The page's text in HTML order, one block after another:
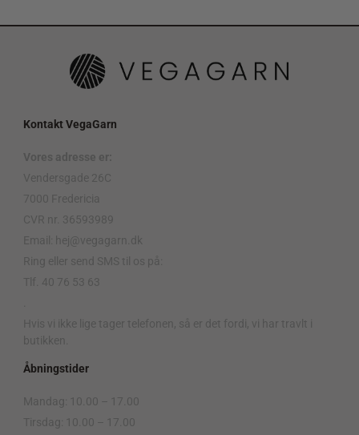
Kontakt VegaGarn
Vores adresse er:
Vendersgade 26C
7000 Fredericia
CVR nr. 36593989
Email: hej@vegagarn.dk
Ring eller send SMS til os på:
Tlf. 40 76 53 63
Hvis vi ikke lige tager telefonen, så er det fordi, vi har travlt i
butikken.
Åbningstider
Mandag: 10.00 – 17.00
Tirsdag: 10.00 – 17.00